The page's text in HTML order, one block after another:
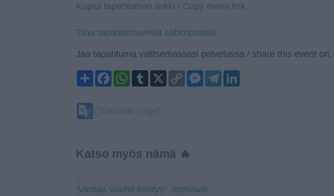
Kopioi tapahtuman linkki / Copy event link
Tilaa tapahtumavinkit sähköpostiisi
Jaa tapahtuma valitsemassasi palvelussa / share this event on:
ShareFacebook
WhatsApp
Tumblr
Copy
Link
Messenger
Telegram
Katso myös nämä 🔥
Vantaa Vauhti Kiihtyy! -festivaali